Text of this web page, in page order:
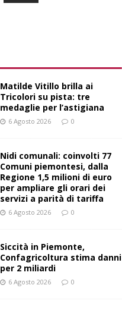
Matilde Vitillo brilla ai
Tricolori su pista: tre
medaglie per l’astigiana
6 Agosto 2026 0
Nidi comunali: coinvolti 77
Comuni piemontesi, dalla
Regione 1,5 milioni di euro
per ampliare gli orari dei
servizi a parità di tariffa
6 Agosto 2026 0
Siccità in Piemonte,
Confagricoltura stima danni
per 2 miliardi
6 Agosto 2026 0